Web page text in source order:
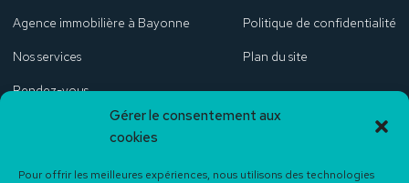
Gérer le consentement aux
cookies
Pour offrir les meilleures expériences, nous utilisons des technologies
Agence immobilière à Bayonne
Nos services
Rendez-vous
Politique de confidentialité
Plan du site